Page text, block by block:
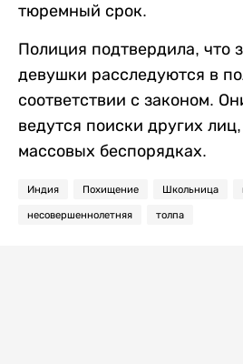
тюремный срок.
Полиция подтвердила, что
девушки расследуются в
соответствии с законом.
ведутся поиски других
массовых беспорядках.
Индия Похищение Школьница
несовершеннолетняя толпа